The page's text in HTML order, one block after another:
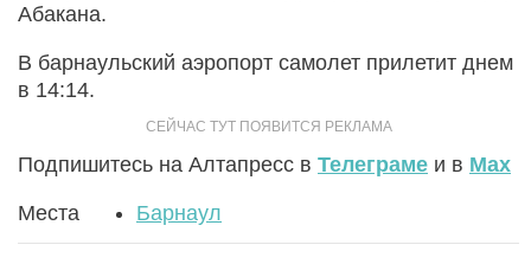
Абакана.
В барнаульский аэропорт самолет прилетит днем
в 14:14.
Подпишитесь на Алтапресс в Телеграме и в Max
Места Барнаул